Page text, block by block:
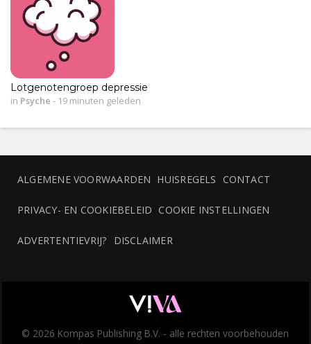
Lotgenotengroep depressie
in Psyche - 19 minuten geleden
ALGEMENE VOORWAARDEN HUISREGELS CONTACT
PRIVACY- EN COOKIEBELEID COOKIE INSTELLINGEN
ADVERTENTIEVRIJ? DISCLAIMER
© 2026 Kompas Publishing B.V. - alle rechten voorbehouden